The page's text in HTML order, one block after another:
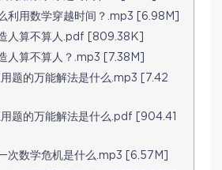
利用数学穿越时间？.mp3 [6.98M]
人算不算人.pdf [809.38K]
人算不算人？.mp3 [7.38M]
题的万能解法是什么.mp3 [7.42
题的万能解法是什么.pdf [904.41
次数学危机是什么.mp3 [6.57M]